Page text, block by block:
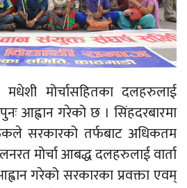
मोर्चासहितका दलहरुलाई
आह्वान गरेको छ । सिंहदरबारमा
सरकारको तर्फबाट अधिकतम
मोर्चा आबद्ध दलहरुलाई वार्ता
गरेको सरकारका प्रवक्ता एवम्